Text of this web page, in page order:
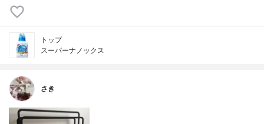
トップ
スーパーナノックス
さき